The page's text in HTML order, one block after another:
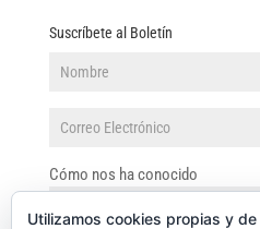
Suscríbete al Boletín
Cómo nos ha conocido
Utilizamos cookies propias y